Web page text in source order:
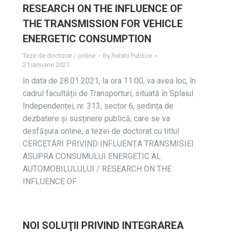
RESEARCH ON THE INFLUENCE OF
THE TRANSMISSION FOR VEHICLE
ENERGETIC CONSUMPTION
Teze de doctorat / online By Relatii Publice
21 ianuarie 2021
In data de 28.01.2021, la ora 11:00, va avea loc, în
cadrul facultății de Transporturi, situată în Splaiul
Independenței, nr. 313, sector 6, ședința de
dezbatere și susținere publică, care se va
desfășura online, a tezei de doctorat cu titlul
CERCETĂRI PRIVIND INFLUENȚA TRANSMISIEI
ASUPRA CONSUMULUI ENERGETIC AL
AUTOMOBILULULUI / RESEARCH ON THE
INFLUENCE OF
NOI SOLUŢII PRIVIND INTEGRAREA